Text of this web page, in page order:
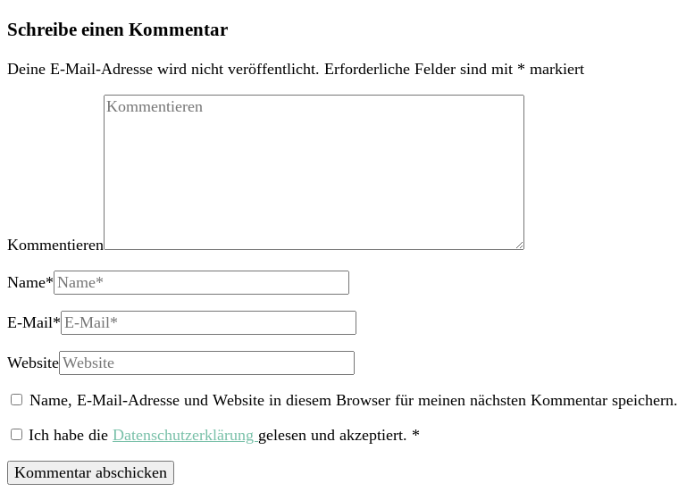
Schreibe einen Kommentar
Deine E-Mail-Adresse wird nicht veröffentlicht. Erforderliche Felder sind mit * markiert
Kommentieren
Name*
E-Mail*
Website
Name, E-Mail-Adresse und Website in diesem Browser für meinen nächsten Kommentar speichern.
Ich habe die Datenschutzerklärung gelesen und akzeptiert. *